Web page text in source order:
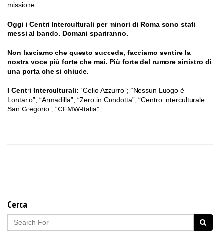
missione.
Oggi i Centri Interculturali per minori di Roma sono stati
messi al bando. Domani spariranno.
Non lasciamo che questo succeda, facciamo sentire la
nostra voce più forte che mai. Più forte del rumore sinistro di
una porta che si chiude.
I Centri Interculturali: “Celio Azzurro”; “Nessun Luogo è
Lontano”; “Armadilla”; “Zero in Condotta”; “Centro Interculturale
San Gregorio”; “CFMW-Italia”.
Cerca